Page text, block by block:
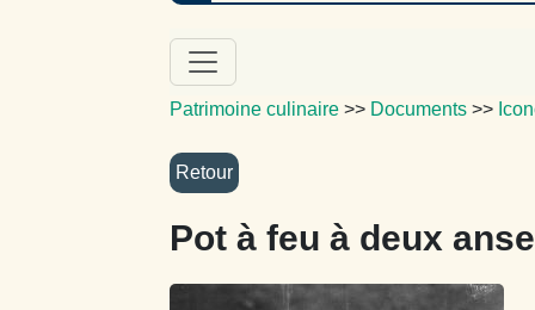
Patrimoine culinaire >> Documents >>
Pot à feu à deux